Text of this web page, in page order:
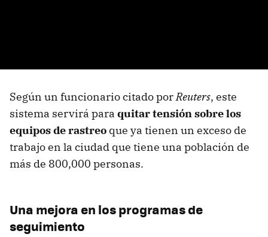
Según un funcionario citado porReuters, este
sistema servirá para quitar tensión sobre los
equipos de rastreo que ya tienen un exceso de
trabajo en la ciudad que tiene una población de
más de 800,000 personas.
Una mejora en los programas de
seguimiento